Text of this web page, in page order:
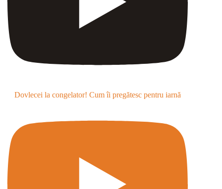
Dovlecei la congelator! Cum îi pregătesc pentru iarnă